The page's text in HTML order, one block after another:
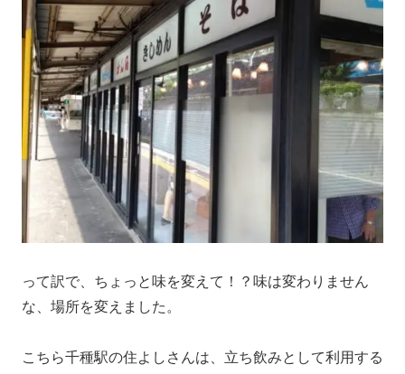
って訳で、ちょっと味を変えて！？味は変わりません
な、場所を変えました。
こちら千種駅の住よしさんは、立ち飲みとして利用する